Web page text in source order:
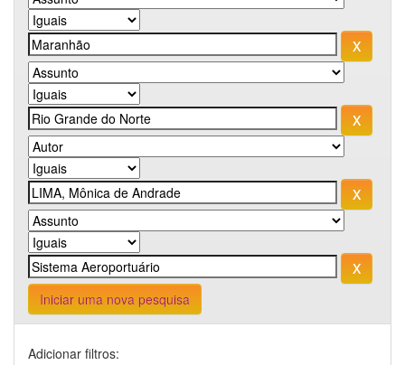
Iniciar uma nova pesquisa
Adicionar filtros: